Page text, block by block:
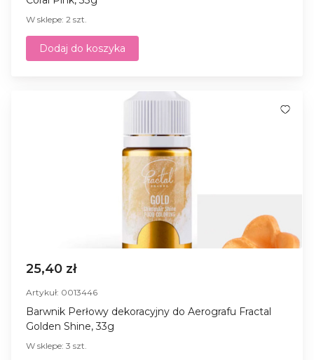
W sklepe: 2 szt.
Dodaj do koszyka
25,40 zł
Artykuł: 0013446
Barwnik Perłowy dekoracyjny do Aerografu Fractal
Golden Shine, 33g
W sklepe: 3 szt.